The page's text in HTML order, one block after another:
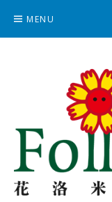
content
MENU